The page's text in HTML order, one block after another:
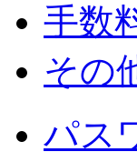
手数
その
パス